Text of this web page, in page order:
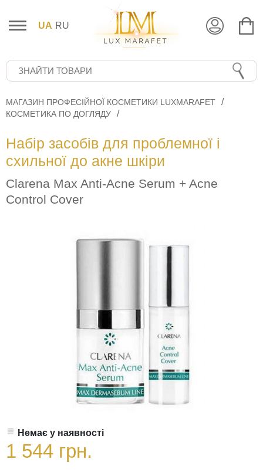
UA RU
МАГАЗИН ПРОФЕСІЙНОЇ КОСМЕТИКИ LUXMARAFET
КОСМЕТИКА ПО ДОГЛЯДУ
Набір засобів для проблемної і
схильної до акне шкіри
Сlarena Max Anti-Acne Serum + Acne
Control Cover
Немає у наявності
1 544 грн.